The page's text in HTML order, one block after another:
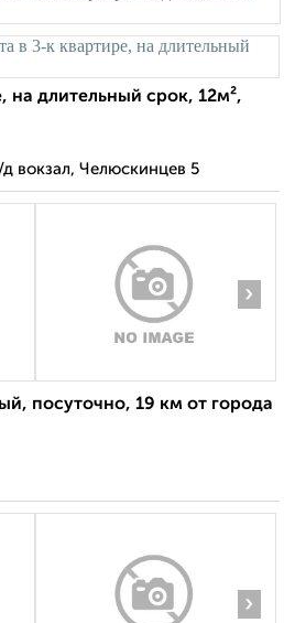
на длительный срок, 12м²,
вокзал, Челюскинцев 5
›
посуточно, 19 км от города
›